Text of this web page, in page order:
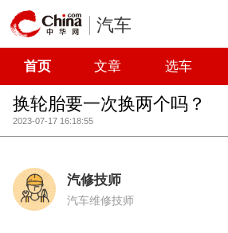
汽车
首页 文章 选车
换轮胎要一次换两个吗？
2023-07-17 16:18:55
汽修技师
汽车维修技师